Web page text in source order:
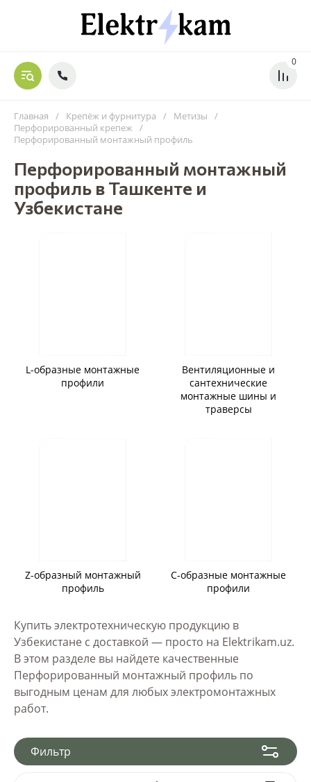
0
Главная / Крепёж и фурнитура / Метизы
/
Перфорированный крепеж
/
Перфорированный монтажный профиль
Перфорированный монтажный
профиль в Ташкенте и
Узбекистане
L-образные монтажные
профили
Вентиляционные и
сантехнические
монтажные шины и
траверсы
Z-образный монтажный
профиль
С-образные монтажные
профили
Купить электротехническую продукцию в
Узбекистане с доставкой — просто на Elektrikam.uz.
В этом разделе вы найдете качественные
Перфорированный монтажный профиль по
выгодным ценам для любых электромонтажных
работ.
Фильтр